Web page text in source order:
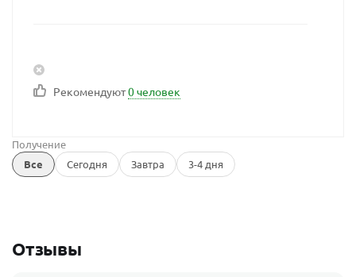
Рекомендуют0 человек
Получение
Все
Сегодня Завтра 3-4 дня
Отзывы